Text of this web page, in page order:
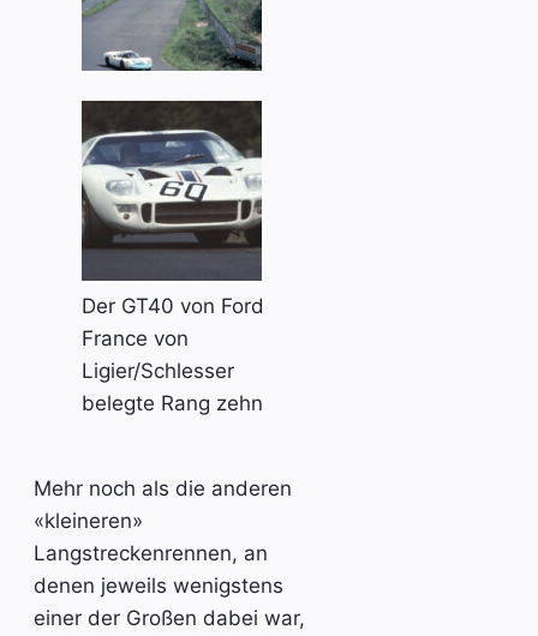
Der GT40 von Ford
France von
Ligier/Schlesser
belegte Rang zehn
Mehr noch als die anderen
«kleineren»
Langstreckenrennen, an
denen jeweils wenigstens
einer der Großen dabei war,